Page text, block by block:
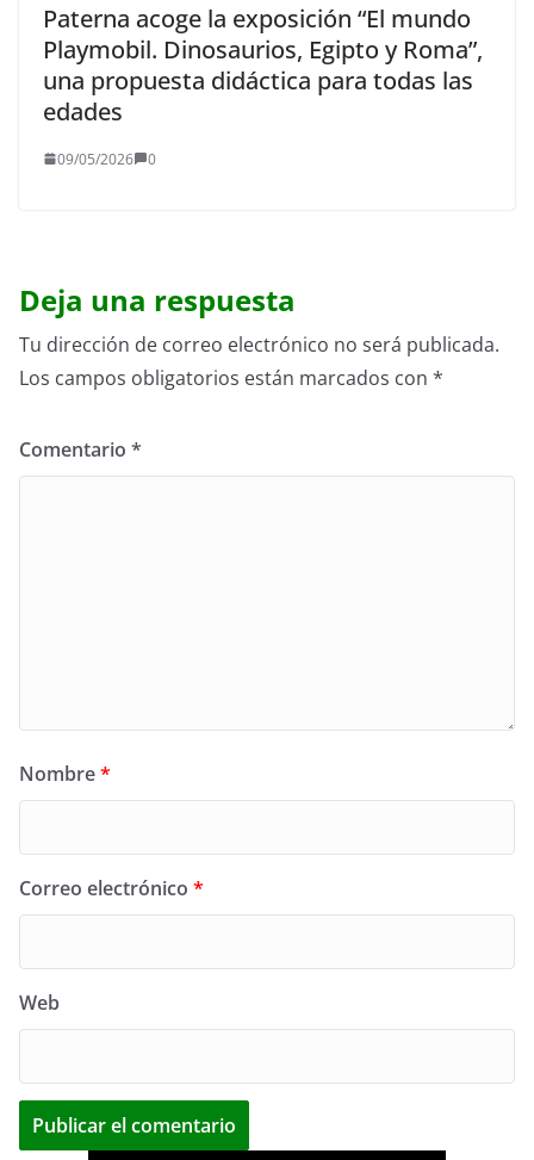
Paterna acoge la exposición “El mundo
Playmobil. Dinosaurios, Egipto y Roma”,
una propuesta didáctica para todas las
edades
09/05/2026 0
Deja una respuesta
Tu dirección de correo electrónico no será publicada.
Los campos obligatorios están marcados con *
Comentario *
Nombre*
Correo electrónico *
Web